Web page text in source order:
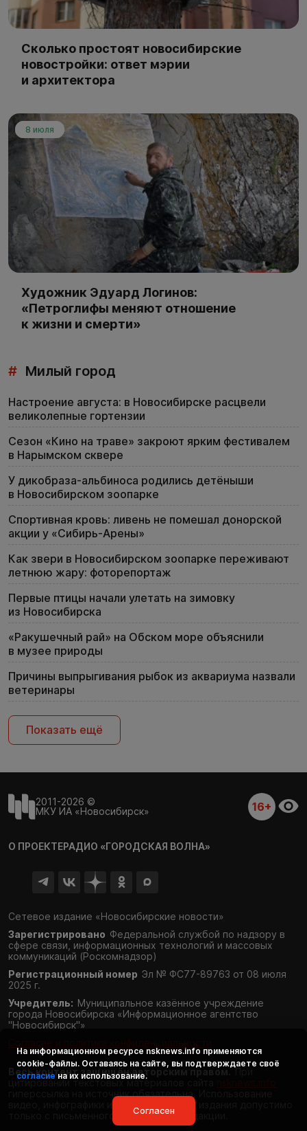
Сколько простоят новосибирские
новостройки: ответ мэрии
и архитектора
8 июля
Художник Эдуард Логинов:
«Петроглифы меняют отношение
к жизни и смерти»
# Милый город
Настроение августа: в Новосибирске расцвели
великолепные гортензии
Сезон «Кино на траве» закроют ярким фестивалем
в Нарымском сквере
У дикобраза-альбиноса родились детёныши
в Новосибирском зоопарке
Спортивная кровь: ливень не помешал донорской
акции у «Сибирь-Арены»
Как звери в Новосибирском зоопарке переживают
летнюю жару: фоторепортаж
Первые птицы начали улетать на зимовку
из Новосибирска
«Ракушечный рай» на Обском море объяснили
в музее природы
Причины выпрыгивания рыбок из аквариума назвали
ветеринары
Показать ещё
2011-2026 ©
МКУ ИА «Новосибирск»
16+
О ПРОЕКТЕРАДИО «ГОРОДСКАЯ ВОЛНА»
Сетевое издание «Новосибирские новости»
Зарегистрировано Федеральной службой по надзору в
сфере связи, информационных технологий и массовых
коммуникаций (Роскомнадзор)
Регистрационный номер Эл № ФС77-89763 от 08 июля
2025 г.
Учредитель: Муниципальное казённое учреждение
города Новосибирска «Информационное агентство
"Новосибирск"»
Весь контент защищён авторским правом. При
цитировании текстовых материалов сайта
гиперссылка на источник обязательна. Использование
видео, инфографики и фотоматериалов издания допустимо
только с письменного разрешения редакции.
На информационном ресурсе nsknews.info применяются
cookie-файлы. Оставаясь на сайте, вы подтверждаете своё
согласие на их использование.
Согласен